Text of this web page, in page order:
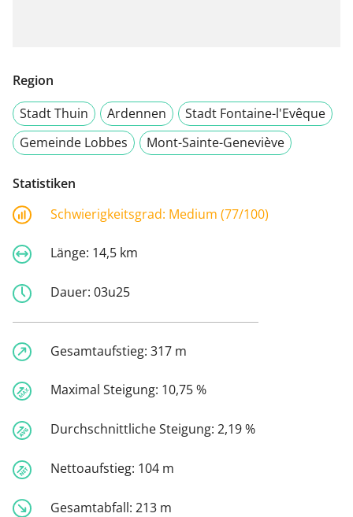
Region
Stadt Thuin
Ardennen
Stadt Fontaine-l'Evêque
Gemeinde Lobbes
Mont-Sainte-Geneviève
Statistiken
Schwierigkeitsgrad: Medium (77/100)
Länge: 14,5 km
Dauer: 03u25
Gesamtaufstieg: 317 m
Maximal Steigung: 10,75 %
Durchschnittliche Steigung: 2,19 %
Nettoaufstieg: 104 m
Gesamtabfall: 213 m